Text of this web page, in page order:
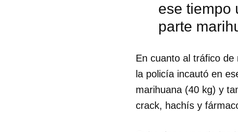
ese tiempo
parte
En cuanto al tráfico
la policía incautó en
marihuana (40 kg) y
crack, hachís y